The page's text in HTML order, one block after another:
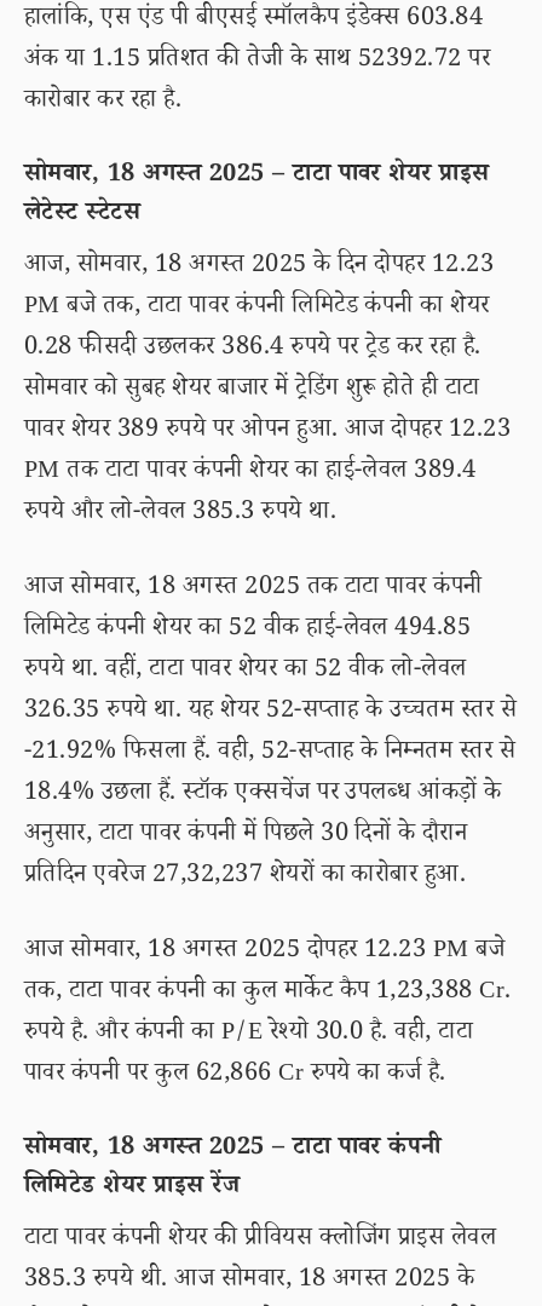
हालांकि, एस एंड पी बीएसई स्मॉलकैप इंडेक्स 603.84
अंक या 1.15 प्रतिशत की तेजी के साथ 52392.72 पर
कारोबार कर रहा है.
सोमवार, 18 अगस्त 2025 – टाटा पावर शेयर प्राइस
लेटेस्ट स्टेटस
आज, सोमवार, 18 अगस्त 2025 के दिन दोपहर 12.23
PM बजे तक, टाटा पावर कंपनी लिमिटेड कंपनी का शेयर
0.28 फीसदी उछलकर 386.4 रुपये पर ट्रेड कर रहा है.
सोमवार को सुबह शेयर बाजार में ट्रेडिंग शुरू होते ही टाटा
पावर शेयर 389 रुपये पर ओपन हुआ. आज दोपहर 12.23
PM तक टाटा पावर कंपनी शेयर का हाई-लेवल 389.4
रुपये और लो-लेवल 385.3 रुपये था.
आज सोमवार, 18 अगस्त 2025 तक टाटा पावर कंपनी
लिमिटेड कंपनी शेयर का 52 वीक हाई-लेवल 494.85
रुपये था. वहीं, टाटा पावर शेयर का 52 वीक लो-लेवल
326.35 रुपये था. यह शेयर 52-सप्ताह के उच्चतम स्तर से
-21.92% फिसला हैं. वही, 52-सप्ताह के निम्नतम स्तर से
18.4% उछला हैं. स्टॉक एक्सचेंज पर उपलब्ध आंकड़ों के
अनुसार, टाटा पावर कंपनी में पिछले 30 दिनों के दौरान
प्रतिदिन एवरेज 27,32,237 शेयरों का कारोबार हुआ.
आज सोमवार, 18 अगस्त 2025 दोपहर 12.23 PM बजे
तक, टाटा पावर कंपनी का कुल मार्केट कैप 1,23,388 Cr.
रुपये है. और कंपनी का P/E रेश्यो 30.0 है. वही, टाटा
पावर कंपनी पर कुल 62,866 Cr रुपये का कर्ज है.
सोमवार, 18 अगस्त 2025 – टाटा पावर कंपनी
लिमिटेड शेयर प्राइस रेंज
टाटा पावर कंपनी शेयर की प्रीवियस क्लोजिंग प्राइस लेवल
385.3 रुपये थी. आज सोमवार, 18 अगस्त 2025 के